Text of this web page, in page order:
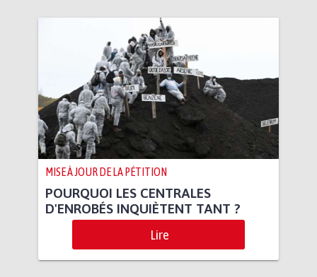
MISE À JOUR DE LA PÉTITION
POURQUOI LES CENTRALES
D'ENROBÉS INQUIÈTENT TANT ?
Lire